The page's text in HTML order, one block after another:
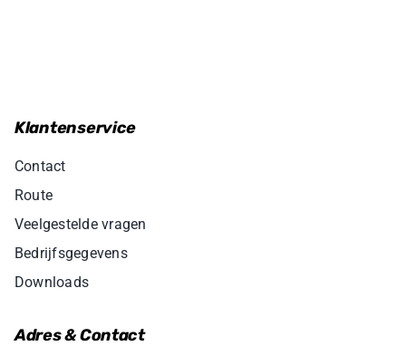
Klantenservice
Contact
Route
Veelgestelde vragen
Bedrijfsgegevens
Downloads
Adres & Contact